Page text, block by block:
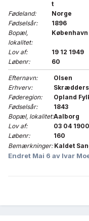
t
Fødeland:
Norge
Fødselsår:
1896
Bopæl,
lokalitet:
København
Lov af:
19 12 1949
Løbenr:
60
Efternavn: Olsen
Erhverv:
Føderegion:
Opland
Fødselsår:
1843
Bopæl, lokalitet:Aalborg
Lov af:
03 04 1900
Løbenr:
160
Bemærkninger: Kaldet
Endret Mai 6 av Ivar